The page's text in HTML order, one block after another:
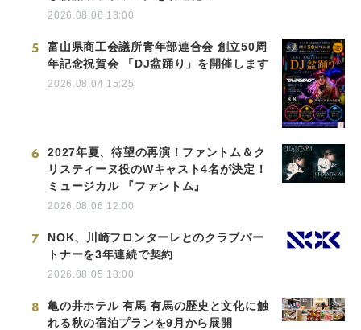
2026.08.06 13:00
5
富山県商工会議所青年部連合会 創立50周
年記念祝賀会 「DJ盆踊り」を開催します
2026.08.04 15:25
6
2027年夏、待望の再演！ファントム＆ク
リスティーヌ役のWキャスト4名が決定！
ミュージカル 『ファントム』
2026.08.06 12:00
7
NOK、川崎フロンターレとのクラブパー
トナーを3年連続で契約
2026.08.05 13:00
8
亀の井ホテル 有馬 有馬の歴史と文化に触
れる秋の宿泊プランを9月から展開